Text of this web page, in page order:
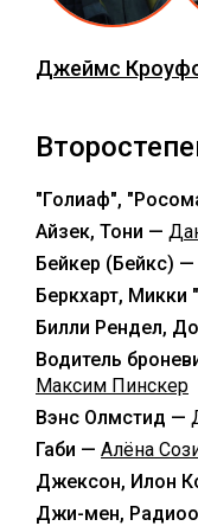
Джеймс
"Голиаф",
Айзек, Тони —
Бейкер (Бейкс) —
Беркхарт,
Билли Рендел,
Водитель
Максим Пинскер
Вэнс Олмстид —
Габи — Алёна
Джексон, Илон
Джи-мен,